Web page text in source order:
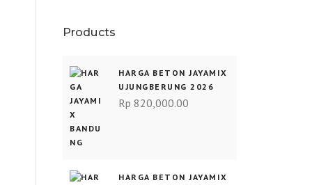
Products
HARGA BETON JAYAMIX
UJUNGBERUNG 2026
Rp 820,000.00
HARGA BETON JAYAMIX